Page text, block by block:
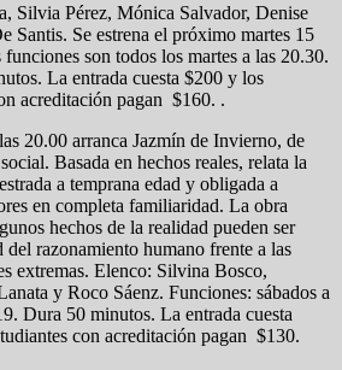
Silvia Pérez, Mónica Salvador, Denise
Santis. Se estrena el próximo martes 15
son todos los martes a las 20.30.
La entrada cuesta $200 y los
acreditación pagan $160. .
20.00 arranca Jazmín de Invierno, de
Basada en hechos reales, relata la
a temprana edad y obligada a
en completa familiaridad. La obra
hechos de la realidad pueden ser
razonamiento humano frente a las
extremas. Elenco: Silvina Bosco,
y Roco Sáenz. Funciones: sábados a
Dura 50 minutos. La entrada cuesta
con acreditación pagan $130.